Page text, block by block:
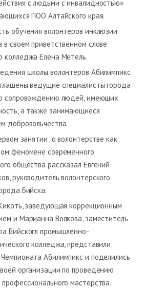
с людьми с инвалидностью»
ПОО Алтайского края.
обучения волонтеров инклюзии
в своем приветственном слове
колледжа Елена Метель.
школы волонтеров Абилимпикс
ведущие специалисты города
сопровождению людей, имеющих
а также занимающиеся
добровольчества.
занятии о волонтерстве как
феномене современного
общества рассказал Евгений
руководитель волонтерского
Бийска.
заведующая коррекционным
и Марианна Волкова, заместитель
Бийскогл промышленно-
колледжа, представили
Абилимпикс и поделились
организации по проведению
профессионального мастерства.